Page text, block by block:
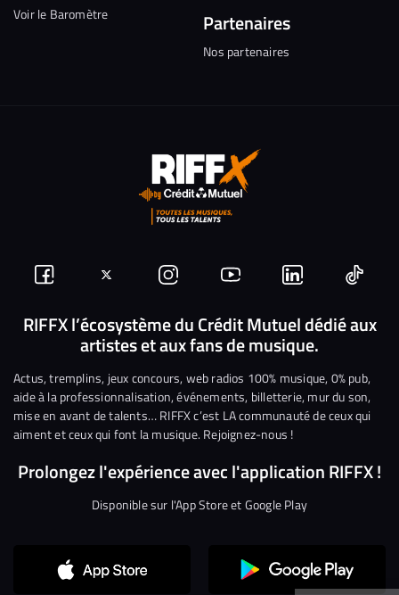
Continuer sans accepter
Voir le Baromètre Partenaires
Nos partenaires
Suivez-
nous
Facebook
Suivez-
nous
sur
Twitter
Nous
rejoindre
sur
Instagram
Nous
rejoindre
sur
YouTube
Nous
rejoindre
sur
Linkedin
Nous
RIFFX l’écosystème du Crédit Mutuel dédié aux
artistes et aux fans de musique.
Actus, tremplins, jeux concours, web radios 100% musique, 0% pub,
aide à la professionnalisation, événements, billetterie, mur du son,
mise en avant de talents… RIFFX c’est LA communauté de ceux qui
aiment et ceux qui font la musique. Rejoignez-nous !
Prolongez l'expérience avec l'application RIFFX !
Disponible sur l'App Store et Google Play